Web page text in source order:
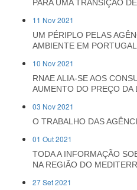
PARA UMA TRANSIÇÃO
11 Nov 2021
UM PÉRIPLO PELAS
AMBIENTE EM PORTUGAL
10 Nov 2021
RNAE ALIA-SE AOS
AUMENTO DO PREÇO DA
03 Nov 2021
O TRABALHO DAS
01 Out 2021
TODA A INFORMAÇÃO
NA REGIÃO DO
27 Set 2021